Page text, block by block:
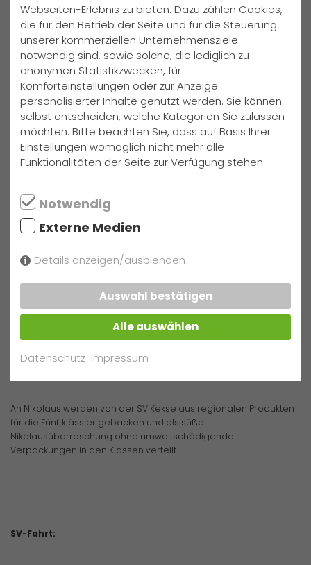
Unsere Schule unterstützt die Organisation Plan. Die SV ist dafür
verantwortlich, genügend Spenden aus der Schüler- und
Elternschaft zu sammeln, um diezwei Patenkinderder GFS aus
Ghana finanziell zu versorgen.
Workshop-Nacht:
angeboten. Es werden in der Schule verschiedene Workshops
aus den verschiedensten Themenbereichen (z.B. Kunst,
Handarbeit, Physik oder Darstellendes Spiel) von Schülern und
den verschiedenen Angeboten selber wählen. Es ist für Jeden
etwas dabei. Neben den Workshops finden noch verschiedene
Spiele statt. Im Anschluss wird in der Schule übernachtet.
An Nikolaus werden von der SV Kekse aus regionalen Produkten
für die Fünftklässler gebacken und als süße
Nikolausüberraschung ohne umweltschädigende
Verpackungen in den Klassen verteilt.
SV-Fahrt:
Webseiten-Erlebnis zu bieten. Dazu zählen Cookies,
die für den Betrieb der Seite und für die Steuerung
unserer kommerziellen Unternehmensziele
notwendig sind, sowie solche, die lediglich zu
anonymen Statistikzwecken, für
Komforteinstellungen oder zur Anzeige
personalisierter Inhalte genutzt werden. Sie können
selbst entscheiden, welche Kategorien Sie zulassen
möchten. Bitte beachten Sie, dass auf Basis Ihrer
Einstellungen womöglich nicht mehr alle
Funktionalitäten der Seite zur Verfügung stehen.
Notwendig
Externe Medien
Details anzeigen/ausblenden
Auswahl bestätigen
Alle auswählen
Datenschutz Impressum